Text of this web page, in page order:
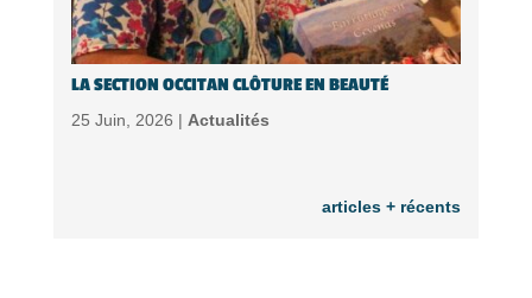
LA SECTION OCCITAN CLÔTURE EN BEAUTÉ
25 Juin, 2026 | Actualités
articles + récents